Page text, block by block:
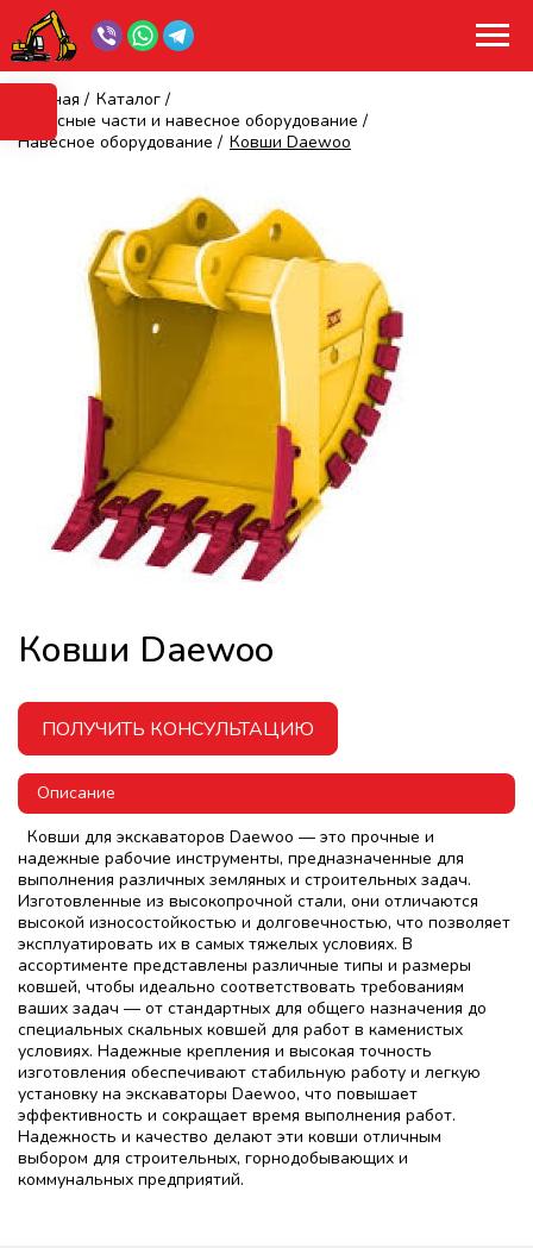
Главная / Каталог /
Запасные части и навесное оборудование /
Навесное оборудование / Ковши Daewoo
Ковши Daewoo
ПОЛУЧИТЬ КОНСУЛЬТАЦИЮ
Описание
Ковши для экскаваторов Daewoo — это прочные и
надежные рабочие инструменты, предназначенные для
выполнения различных земляных и строительных задач.
Изготовленные из высокопрочной стали, они отличаются
высокой износостойкостью и долговечностью, что позволяет
эксплуатировать их в самых тяжелых условиях. В
ассортименте представлены различные типы и размеры
ковшей, чтобы идеально соответствовать требованиям
ваших задач — от стандартных для общего назначения до
специальных скальных ковшей для работ в каменистых
условиях. Надежные крепления и высокая точность
изготовления обеспечивают стабильную работу и легкую
установку на экскаваторы Daewoo, что повышает
эффективность и сокращает время выполнения работ.
Надежность и качество делают эти ковши отличным
выбором для строительных, горнодобывающих и
коммунальных предприятий.